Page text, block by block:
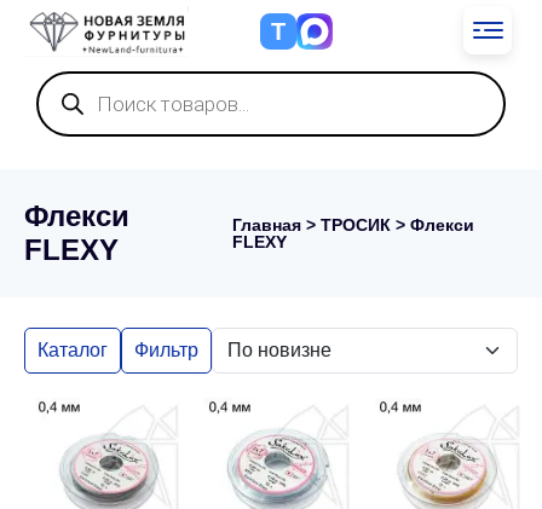
Т
Поиск
товаров
Главная >ТРОСИК > Флекси
FLEXY
Флекси
FLEXY
Каталог Фильтр